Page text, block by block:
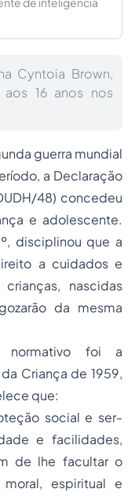
Cyntoia Brown,
16 anos nos
guerra mundial
a Declaração
48) concedeu
e adolescente.
disciplinou que a
a cuidados e
nascidas
da mesma
normativo foi a
Criança de 1959,
que:
social e ser-
e facilidades,
de lhe facultar o
moral, espiritual e